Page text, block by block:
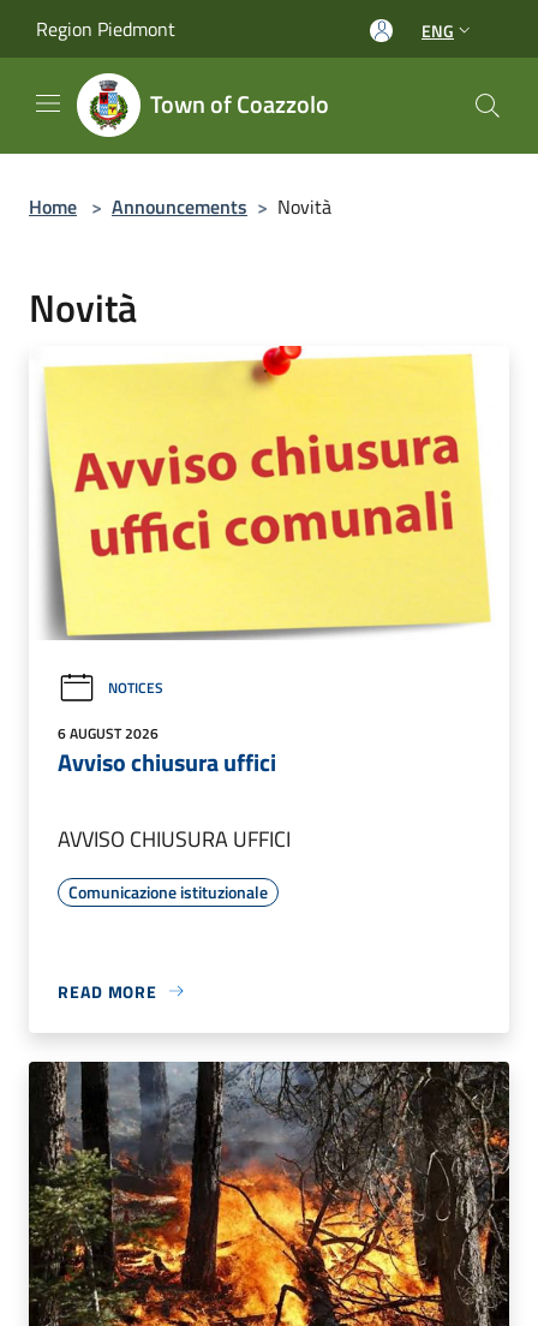
Region Piedmont ENG
Town of Coazzolo
Home > Announcements > Novità
Novità
NOTICES
6 AUGUST 2026
Avviso chiusura uffici
AVVISO CHIUSURA UFFICI
Comunicazione istituzionale
READ MORE